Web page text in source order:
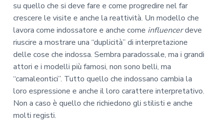
su quello che si deve fare e come progredire nel far
crescere le visite e anche la reattività. Un modello che
lavora come indossatore e anche come influencerdeve
riuscire a mostrare una “duplicità” di interpretazione
delle cose che indossa. Sembra paradossale, ma i grandi
attori e i modelli più famosi, non sono belli, ma
“camaleontici”. Tutto quello che indossano cambia la
loro espressione e anche il loro carattere interpretativo.
Non a caso è quello che richiedono gli stilisti e anche
molti registi.